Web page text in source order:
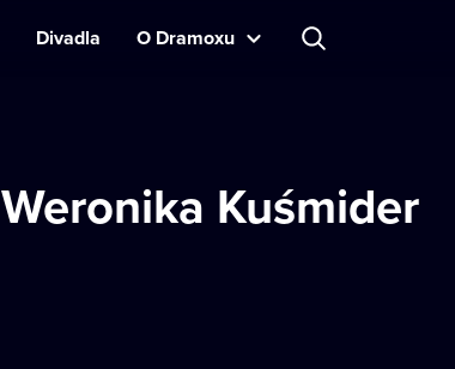
Divadla O Dramoxu
Weronika Kuśmider